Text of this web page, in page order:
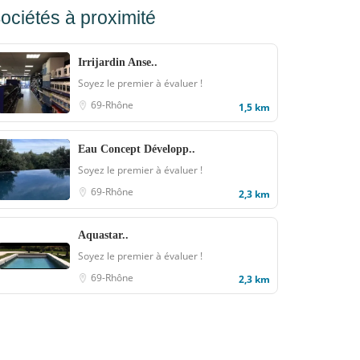
à proximité
Irrijardin Anse..
Soyez le premier à évaluer !
69-Rhône
1,5 km
Eau Concept Développ..
Soyez le premier à évaluer !
69-Rhône
2,3 km
Aquastar..
Soyez le premier à évaluer !
69-Rhône
2,3 km